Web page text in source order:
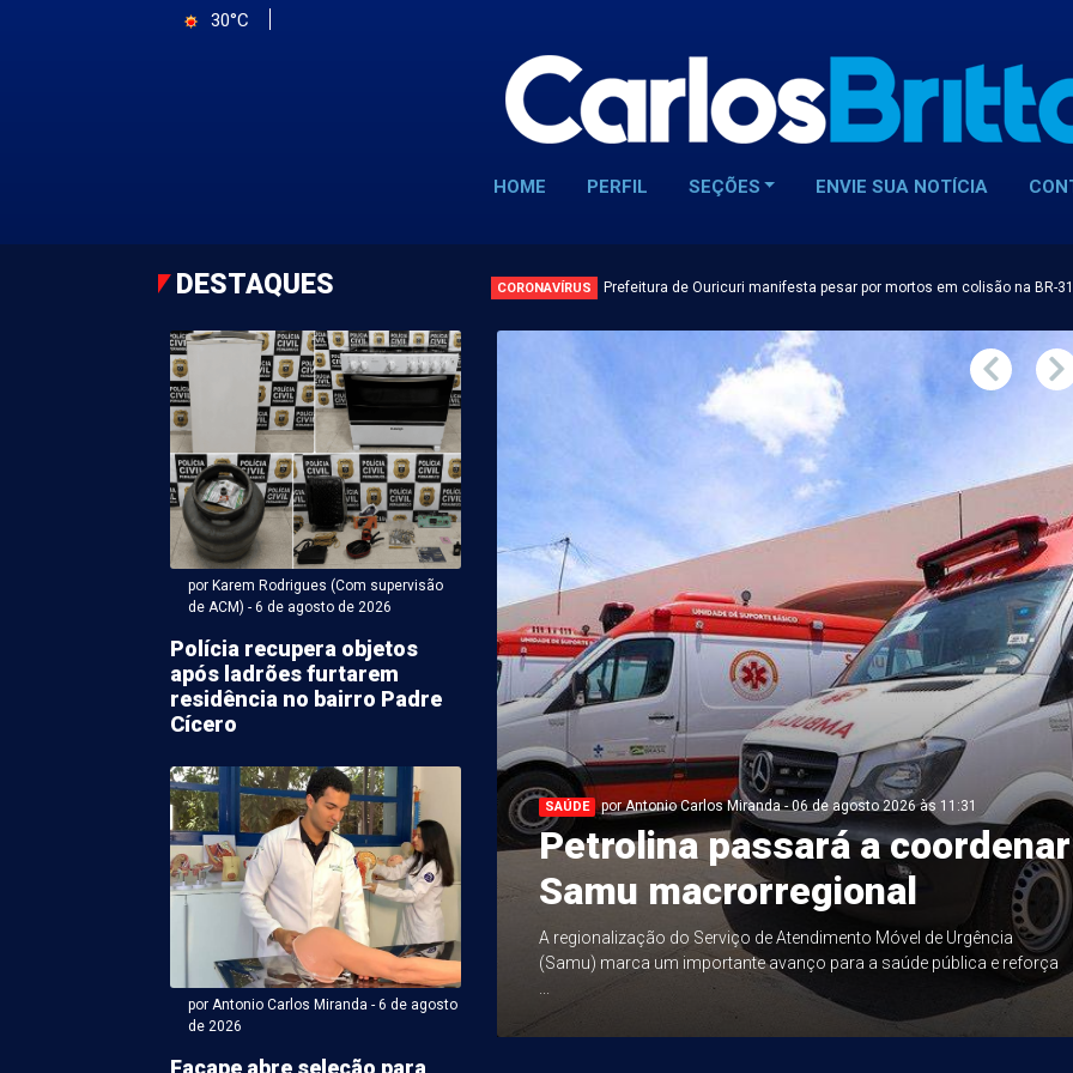
30°C
HOME PERFIL SEÇÕES ENVIE SUA NOTÍCIA
DESTAQUES CORONAVÍRUS Prefeitura de Ouricuri manifesta pesar por mortos em colisão na BR-
por Karem Rodrigues (Com supervisão
de ACM) - 6 de agosto de 2026
Polícia recupera objetos
após ladrões furtarem
residência no bairro Padre
Cícero
por Antonio Carlos Miranda - 6 de agosto
de 2026
Carlos Miranda - 06 de agosto 2026 às 09:00
Filho quer implantação
do ensino médio
Filho (PSD) defendeu, na reunião plenária de ontem
Legislativa de Pernambuco (Alepe), a implantação ...
SAÚDE por Antonio Carlos Miranda - 06 de agosto 2026 às 11:31
Petrolina passará a coordenar
Samu macrorregional
A regionalização do Serviço de Atendimento Móvel de Urgência
(Samu) marca um importante avanço para a saúde pública e reforça